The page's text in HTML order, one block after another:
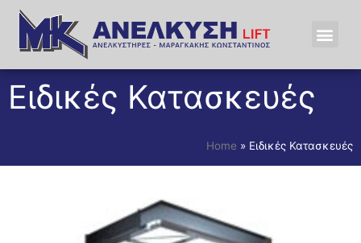
Ειδικές Κατασκευές
Home » Ειδικές Κατασκευές